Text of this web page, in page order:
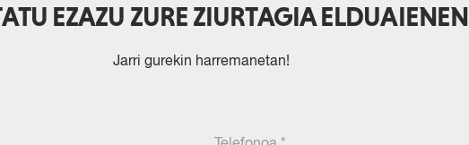
EZAZU ZURE ZIURTAGIA ELDUAIENEN
Jarri gurekin harremanetan!
Telefonoa